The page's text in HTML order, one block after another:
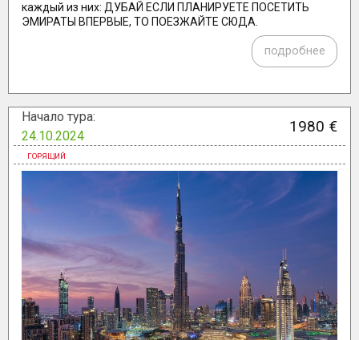
каждый из них: ДУБАЙ ЕСЛИ ПЛАНИРУЕТЕ ПОСЕТИТЬ
ЭМИРАТЫ ВПЕРВЫЕ, ТО ПОЕЗЖАЙТЕ СЮДА.
подробнее
Начало тура:
24.10.2024
1980 €